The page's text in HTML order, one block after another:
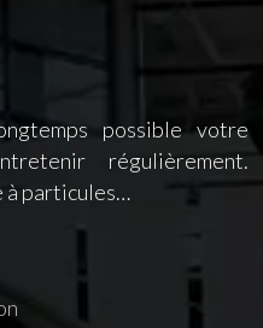
possible votre
régulièrement.
à particules…